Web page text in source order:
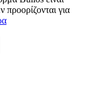
προορίζονται για